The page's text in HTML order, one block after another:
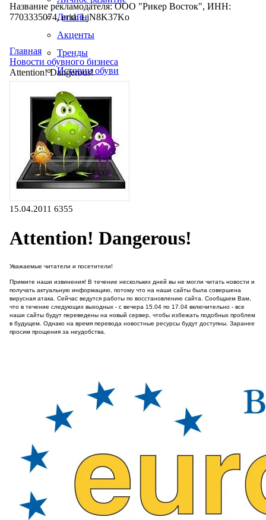
Дизайн
Акценты
Тренды
Истории обуви
Производство
Название рекламодателя: ООО "Рикер Восток", ИНН:
7703335074, erid: LjN8K37Ko
Главная
Новости обувного бизнеса
Attention! Dangerous!
15.04.2011 6355
Attention! Dangerous!
Уважаемые читатели и посетители!
Примите наши извинения! В течение нескольких дней вы не могли читать новости и
получать актуальную информацию, потому что на наши сайты была совершена
вирусная атака. Сейчас ведутся работы по восстановлению сайта. Сообщаем Вам,
что в течение следующих выходных - с вечера 15.04 по 17.04 включительно - все
наши сайты будут переведены на новый сервер, чтобы избежать подобных проблем
в будущем. Однако на время перевода новостные ресурсы будут доступны. Заранее
просим прощения за неудобства.